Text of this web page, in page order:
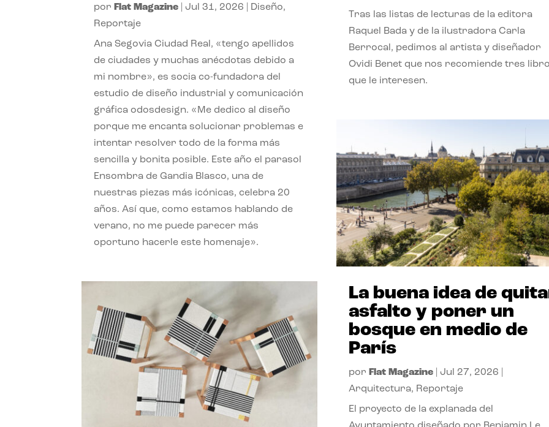
por Flat Magazine Jul 31, 2026 Diseño,
Reportaje
Ana Segovia Ciudad Real, «tengo apellidos
de ciudades y muchas anécdotas debido a
mi nombre», es socia co-fundadora del
estudio de diseño industrial y comunicación
gráfica odosdesign. «Me dedico al diseño
porque me encanta solucionar problemas e
intentar resolver todo de la forma más
sencilla y bonita posible. Este año el parasol
Ensombra de Gandia Blasco, una de
nuestras piezas más icónicas, celebra 20
años. Así que, como estamos hablando de
verano, no me puede parecer más
oportuno hacerle este homenaje».
Tras las listas de lecturas de la editora
Raquel Bada y de la ilustradora Carla
Berrocal, pedimos al artista y diseñador
Ovidi Benet que nos recomiende tres
que le interesen.
La buena idea de
asfalto y poner un
bosque en medio de
París
por Flat Magazine| Jul 27, 2026
Arquitectura, Reportaje
El proyecto de la explanada del